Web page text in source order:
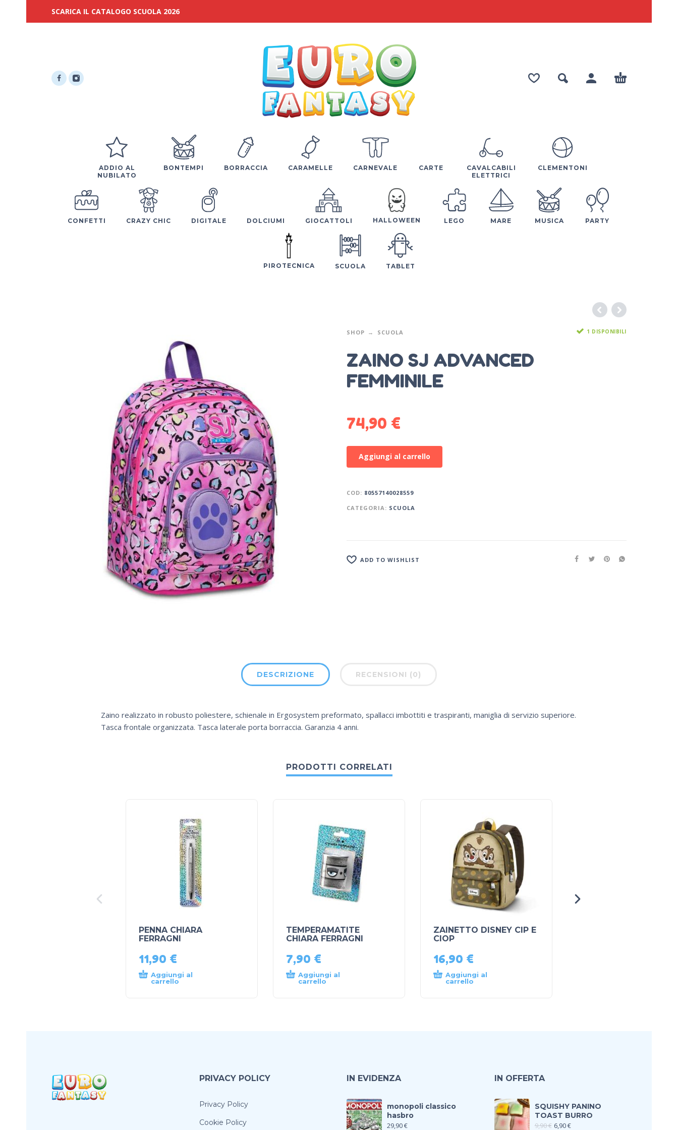
SCARICA IL CATALOGO SCUOLA 2026
ADDIO AL
NUBILATO
BONTEMPI BORRACCIA CARAMELLE CARNEVALE CARTE
CAVALCABILI
ELETTRICI
CLEMENTONI
CONFETTI CRAZY CHIC DIGITALE DOLCIUMI GIOCATTOLI HALLOWEEN LEGO MARE MUSICA PARTY
PIROTECNICA SCUOLA TABLET
SHOP SCUOLA 1 DISPONIBILI
ZAINO SJ ADVANCED
FEMMINILE
74,90 €
Aggiungi al carrello
COD: 80557140028559
CATEGORIA: SCUOLA
ADD TO WISHLIST
DESCRIZIONE RECENSIONI (0)
Zaino realizzato in robusto poliestere, schienale in Ergosystem preformato, spallacci imbottiti e traspiranti, maniglia di servizio superiore.
Tasca frontale organizzata. Tasca laterale porta borraccia. Garanzia 4 anni.
PRODOTTI CORRELATI
PENNA CHIARA
FERRAGNI
11,90 €
Aggiungi al
carrello
TEMPERAMATITE
CHIARA FERRAGNI
7,90 €
Aggiungi al
carrello
ZAINETTO DISNEY CIP E
CIOP
16,90 €
Aggiungi al
carrello
PRIVACY POLICY
Privacy Policy
Cookie Policy
IN EVIDENZA
monopoli classico
hasbro
29,90€
IN OFFERTA
SQUISHY PANINO
TOAST BURRO
9,90€ 6,90€